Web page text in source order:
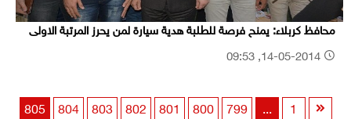
محافظ كربلاء: يمنح فرصة للطلبة هدية سيارة لمن يحرز المرتبة الاولى
1
...
799
800
801
802
803
804
805